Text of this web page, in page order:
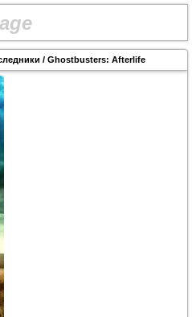
age
/ Ghostbusters: Afterlife